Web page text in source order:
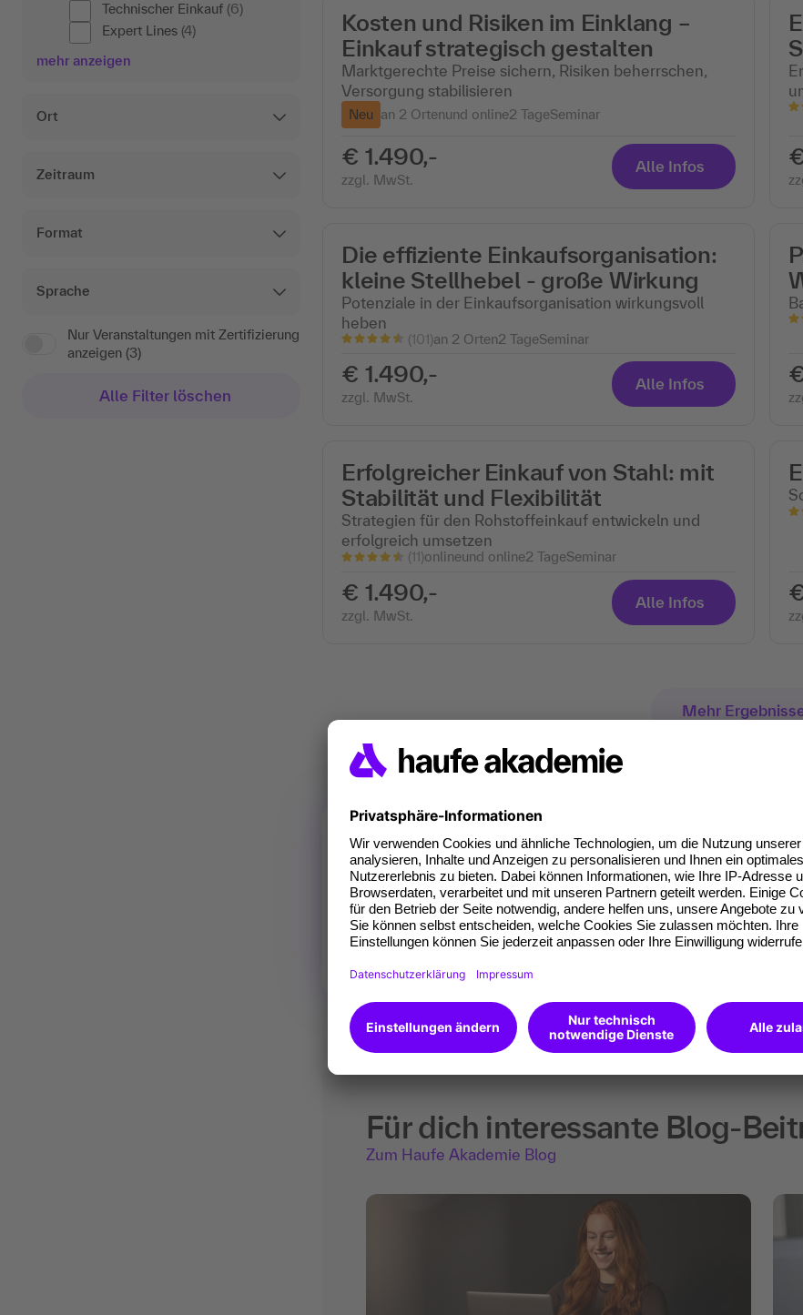
Technischer Einkauf (6)
Expert Lines (4)
mehr anzeigen
Ort
Zeitraum
Format
Sprache
Nur Veranstaltungen mit Zertifizierung
anzeigen (3)
Alle Filter löschen
Kosten und Risiken im Einklang –
Einkauf strategisch gestalten
Marktgerechte Preise sichern, Risiken beherrschen,
Versorgung stabilisieren
Neu an 2 Ortenund online2 TageSeminar
€ 1.490,-
zzgl. MwSt.
Alle Infos
Die effiziente Einkaufsorganisation:
kleine Stellhebel - große Wirkung
Potenziale in der Einkaufsorganisation wirkungsvoll
heben
(101)an 2 Orten2 TageSeminar
€ 1.490,-
zzgl. MwSt.
Alle Infos
Erfolgreicher Einkauf von Stahl: mit
Stabilität und Flexibilität
Strategien für den Rohstoffeinkauf entwickeln und
erfolgreich umsetzen
(11)onlineund online2 TageSeminar
€ 1.490,-
zzgl. MwSt.
Alle Infos
Mehr
Noch nicht
Funktioniert wie ChatGPT: Beschreibe was du suchst,
passende Weiterbildungen von unseremKI-Berater
treffsicher.
Für dich interessante Blog-
Zum Haufe Akademie Blog